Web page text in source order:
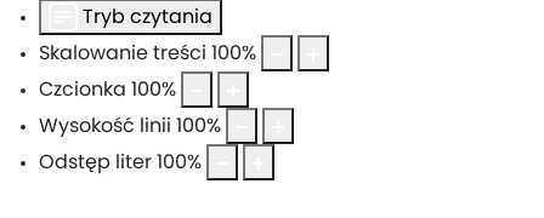
Tryb czytania
Skalowanie treści 100%
Czcionka 100%
Wysokość linii 100%
Odstęp liter 100%